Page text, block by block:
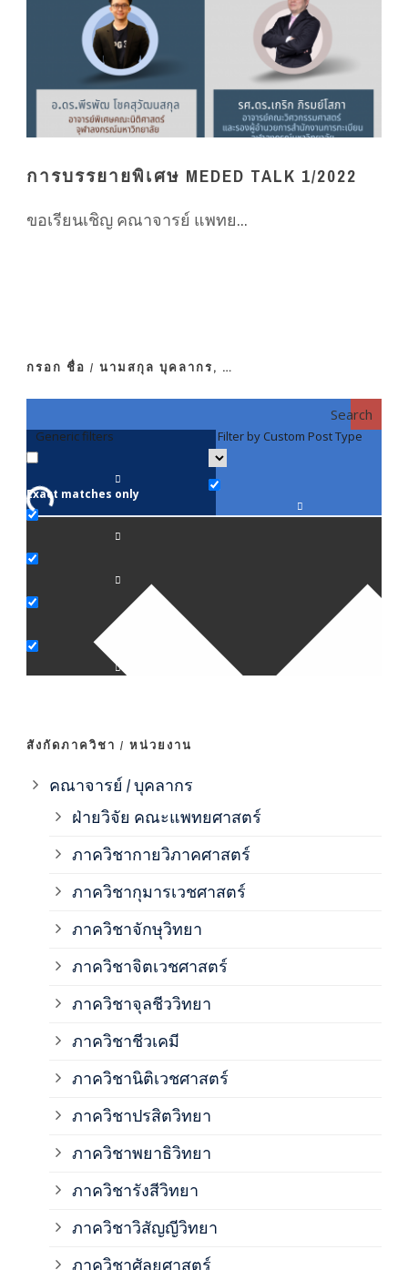
การบรรยายพิเศษ MEDED TALK 1/2022
ขอเรียนเชิญ คณาจารย์ แพทย...
กรอก ชื่อ / นามสกุล บุคลากร, …
Search
Generic filters
Exact matches only
Filter by Custom Post Type
สังกัดภาควิชา / หน่วยงาน
คณาจารย์ / บุคลากร
ฝ่ายวิจัย คณะแพทยศาสตร์
ภาควิชากายวิภาคศาสตร์
ภาควิชากุมารเวชศาสตร์
ภาควิชาจักษุวิทยา
ภาควิชาจิตเวชศาสตร์
ภาควิชาจุลชีววิทยา
ภาควิชาชีวเคมี
ภาควิชานิติเวชศาสตร์
ภาควิชาปรสิตวิทยา
ภาควิชาพยาธิวิทยา
ภาควิชารังสีวิทยา
ภาควิชาวิสัญญีวิทยา
ภาควิชาศัลยศาสตร์